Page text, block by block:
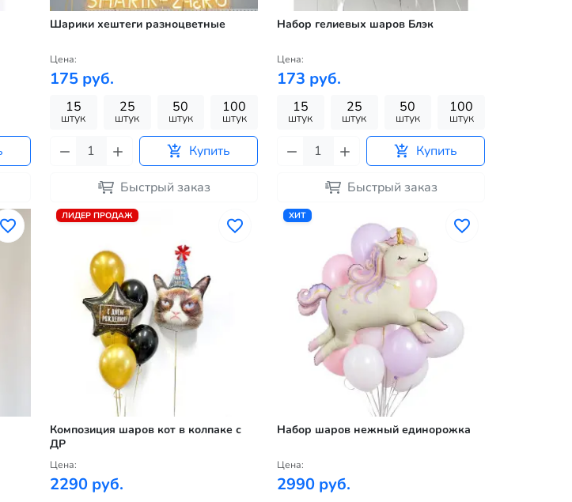
Шарики хештеги разноцветные
Цена:
175 руб.
15
штук
25
штук
50
штук
100
штук
Купить
Быстрый заказ
Набор гелиевых шаров Блэк
Цена:
173 руб.
15
штук
25
штук
50
штук
100
штук
Купить
Быстрый заказ
ЛИДЕР ПРОДАЖ
Композиция шаров кот в колпаке с
ДР
Цена:
2290 руб.
ХИТ
Набор шаров нежный единорожка
Цена:
2990 руб.